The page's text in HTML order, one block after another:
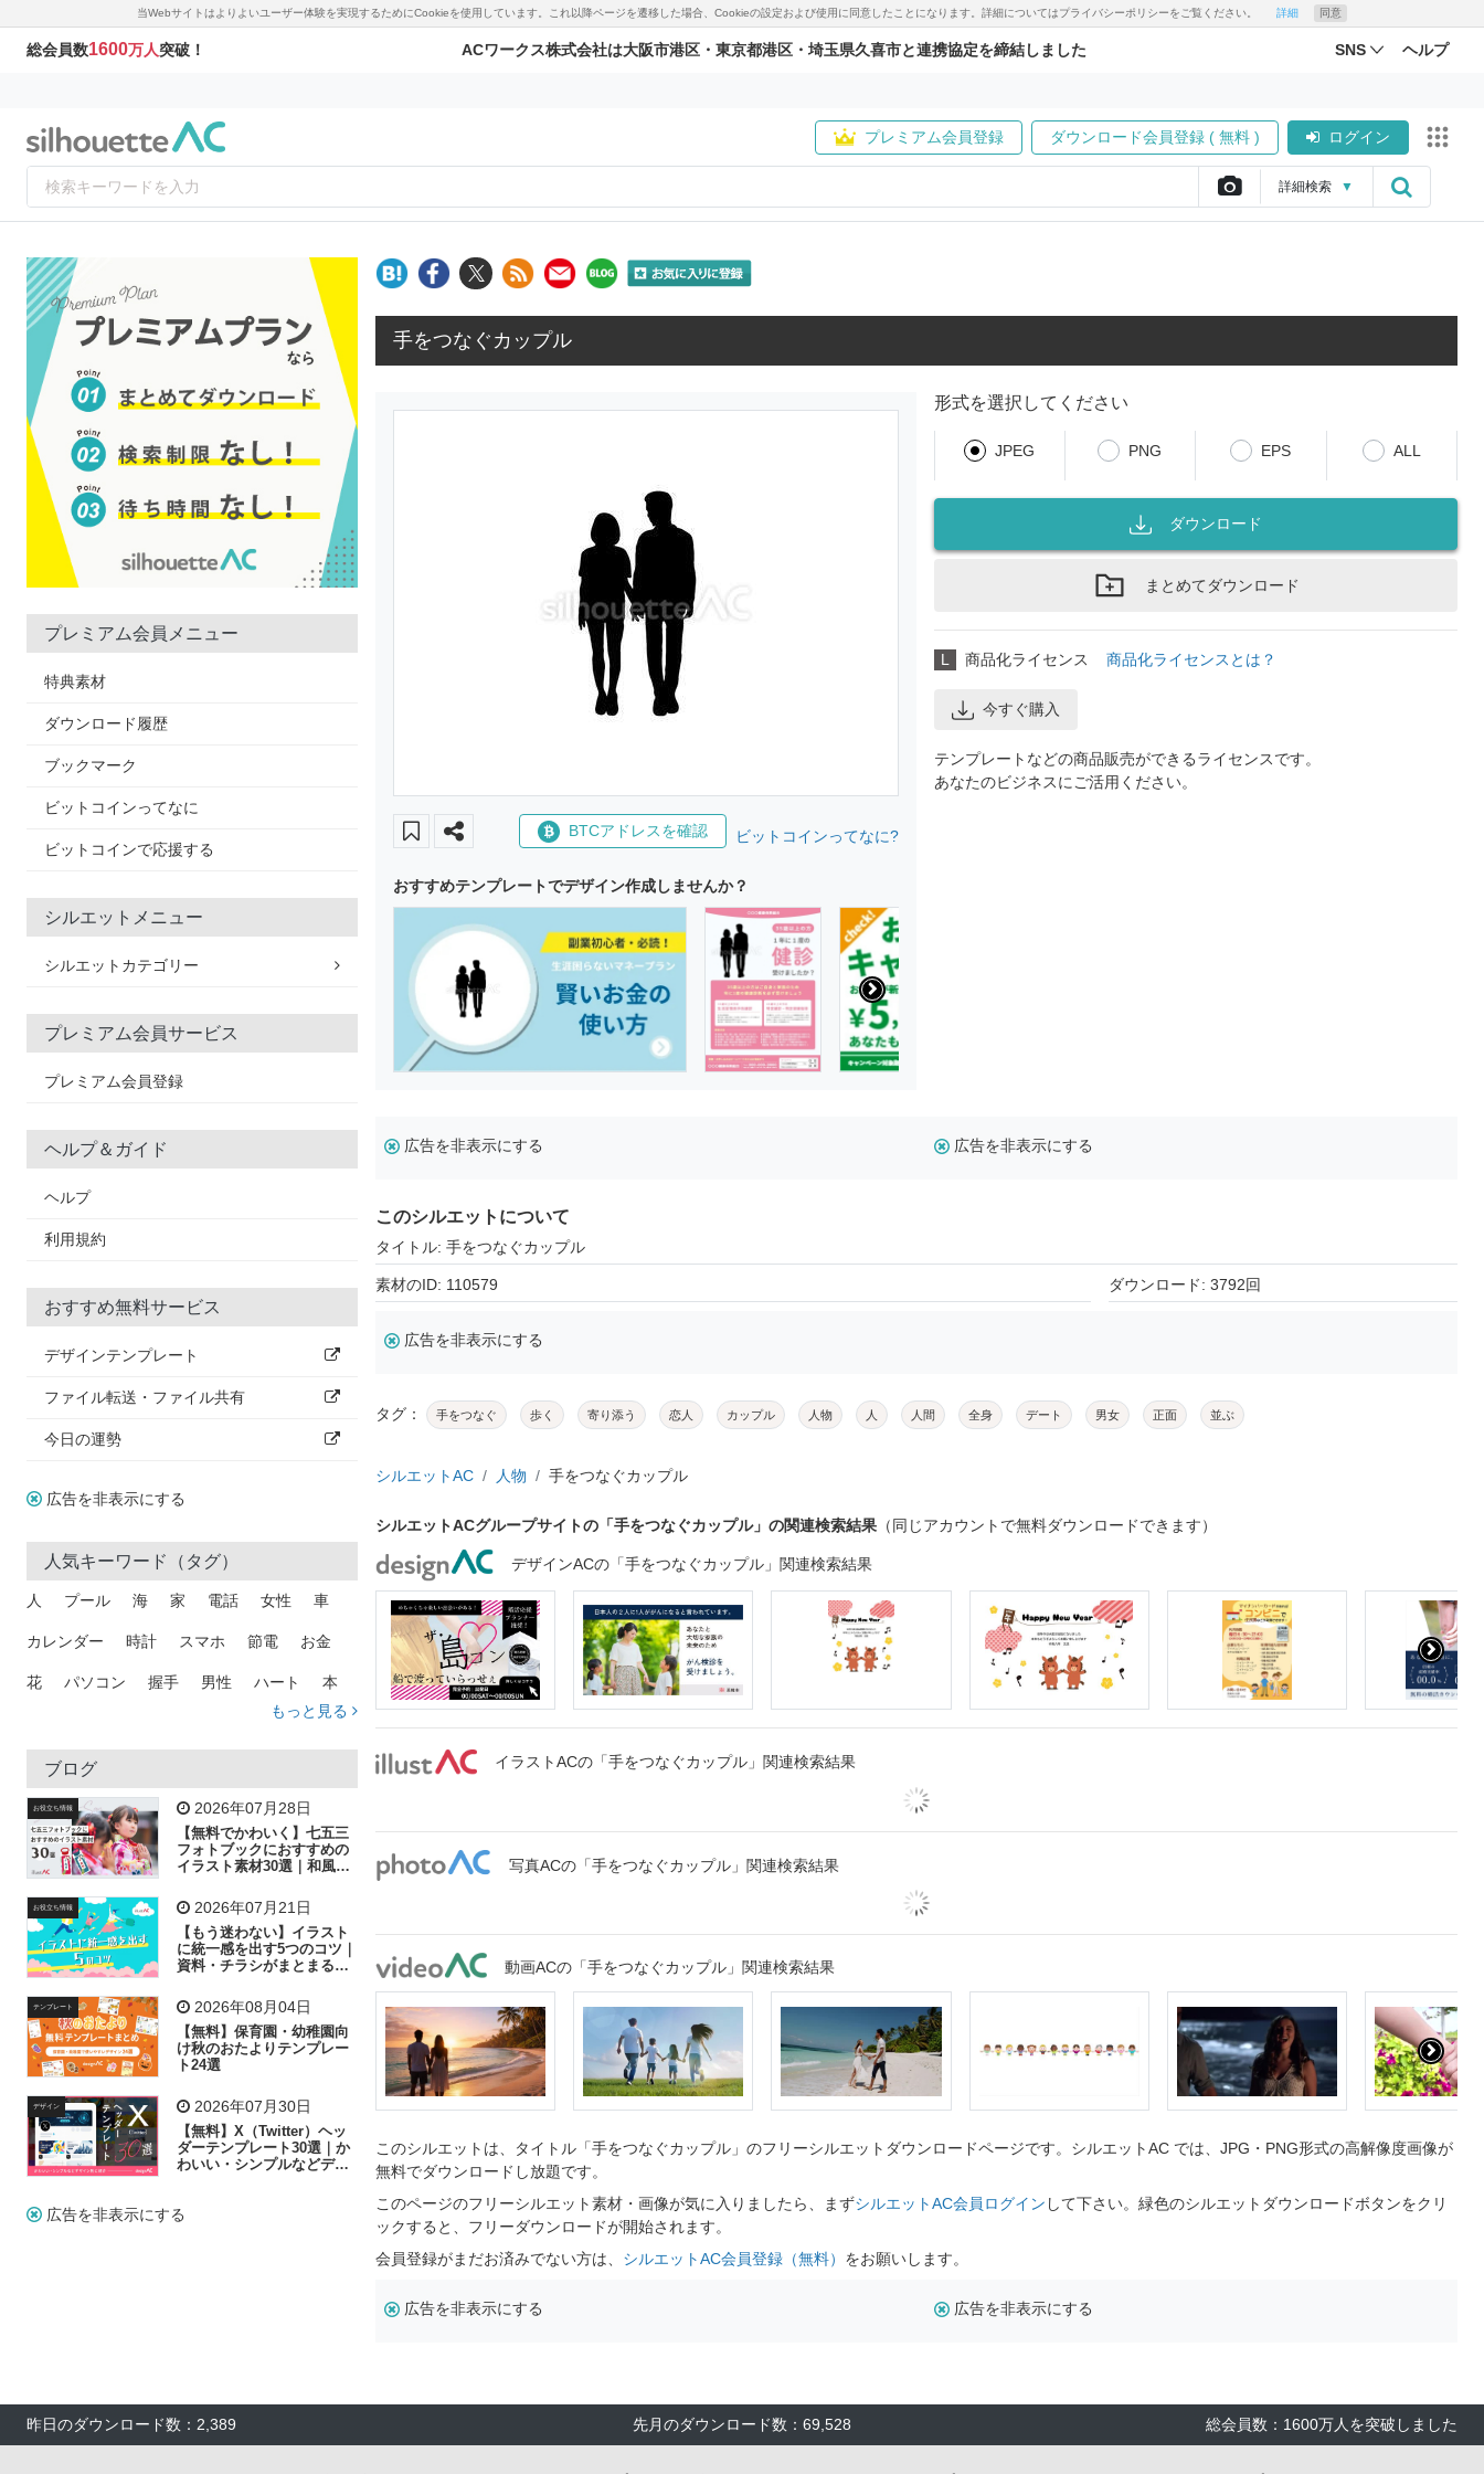
当Webサイトはよりよいユーザー体験を実現するためにCookieを使用しています。これ以降ページを遷移した場合、Cookieの設定および使用に同意したことになります。詳細についてはプライバシーポリシーをご覧ください。 詳細 同意
総会員数1600万人突破！ ACワークス株式会社は大阪市港区・東京都港区・埼玉県久喜市と連携協定を締結しました SNS ヘルプ
プレミアム会員登録 ダウンロード会員登録 ( 無料 ) ログイン
詳細検索 ▼
プレミアム会員メニュー
特典素材
ダウンロード履歴
ブックマーク
ビットコインってなに
ビットコインで応援する
シルエットメニュー
シルエットカテゴリー
プレミアム会員サービス
プレミアム会員登録
ヘルプ＆ガイド
ヘルプ
利用規約
おすすめ無料サービス
デザインテンプレート
ファイル転送・ファイル共有
今日の運勢
広告を非表示にする
人気キーワード（タグ）
人 プール 海 家 電話 女性 車
カレンダー 時計 スマホ 節電 お金
花 パソコン 握手 男性 ハート 本
トラック 木
吹き出し
飛行機 グラフ ビル 魚 家族 書類
歩く 工場 会社 太陽 キラキラ
子供 作業員 相談 ピクトグラム
もっと見る
ブログ
お役立ち情報 2026年07月28日
【無料でかわいく】七五三
フォトブックにおすすめの
イラスト素材30選｜和風の
お役立ち情報 2026年07月21日
【もう迷わない】イラスト
に統一感を出す5つのコツ｜
資料・チラシがまとまるフ
テンプレート 2026年08月04日
【無料】保育園・幼稚園向
け秋のおたよりテンプレー
ト24選
デザイン 2026年07月30日
【無料】X（Twitter）ヘッ
ダーテンプレート30選｜か
わいい・シンプルなどデザ
広告を非表示にする
手をつなぐカップル
BTCアドレスを確認 ビットコインってなに?
おすすめテンプレートでデザイン作成しませんか？
形式を選択してください
JPEG PNG EPS ALL
ダウンロード
まとめてダウンロード
L 商品化ライセンス 商品化ライセンスとは？
今すぐ購入
テンプレートなどの商品販売ができるライセンスです。
あなたのビジネスにご活用ください。
広告を非表示にする 広告を非表示にする
このシルエットについて
タイトル: 手をつなぐカップル
素材のID: 110579 ダウンロード: 3792回
広告を非表示にする
タグ： 手をつなぐ 歩く 寄り添う 恋人 カップル 人物 人 人間 全身 デート 男女 正面 並ぶ
シルエットAC 人物 手をつなぐカップル
シルエットACグループサイトの「手をつなぐカップル」の関連検索結果 （同じアカウントで無料ダウンロードできます）
デザインACの「手をつなぐカップル」関連検索結果
イラストACの「手をつなぐカップル」関連検索結果
写真ACの「手をつなぐカップル」関連検索結果
動画ACの「手をつなぐカップル」関連検索結果
このシルエットは、タイトル「手をつなぐカップル」のフリーシルエットダウンロードページです。シルエットAC では、JPG・PNG形式の高解像度画像が
無料でダウンロードし放題です。
このページのフリーシルエット素材・画像が気に入りましたら、まずシルエットAC会員ログイン して下さい。緑色のシルエットダウンロードボタンをクリ
ックすると、フリーダウンロードが開始されます。
会員登録がまだお済みでない方は、 シルエットAC会員登録（無料） をお願いします。
広告を非表示にする 広告を非表示にする
昨日のダウンロード数：2,389 先月のダウンロード数：69,528 総会員数：1600万人を突破しました